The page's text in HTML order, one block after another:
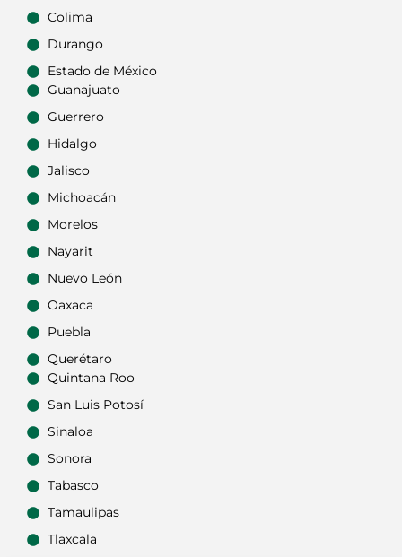
Colima
Durango
Estado de México
Guanajuato
Guerrero
Hidalgo
Jalisco
Michoacán
Morelos
Nayarit
Nuevo León
Oaxaca
Puebla
Querétaro
Quintana Roo
San Luis Potosí
Sinaloa
Sonora
Tabasco
Tamaulipas
Tlaxcala